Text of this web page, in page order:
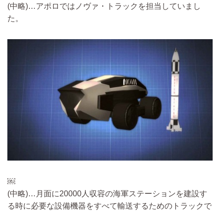
(中略)…アポロではノヴァ・トラックを担当していまし
た。
￼
(中略)… 月面に20000人収容の海軍ステーションを建設す
る時に必要な設備機器をすべて輸送するためのトラックで